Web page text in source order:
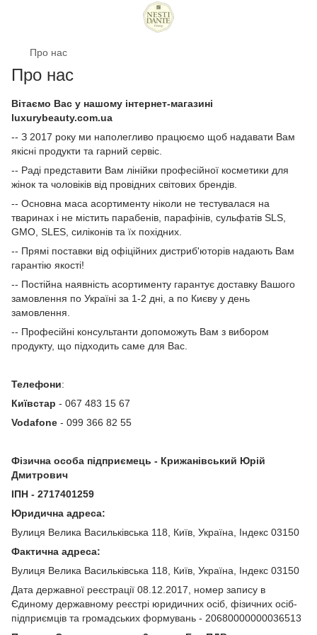
Про нас
Про нас
Вітаємо Вас у нашому інтернет-магазині
luxurybeauty.com.ua
-- З 2017 року ми наполегливо працюємо щоб надавати Вам
якісні продукти та гарний сервіс.
-- Раді представити Вам лінійки професійної косметики для
жінок та чоловіків від провідних світових брендів.
-- Основна маса асортименту ніколи не тестувалася на
тваринах і не містить парабенів, парафінів, сульфатів SLS,
GMO, SLES, силіконів та їх похідних.
-- Прямі поставки від офіційних дистриб'юторів надають Вам
гарантію якості!
-- Постійна наявність асортименту гарантує доставку Вашого
замовлення по Україні за 1-2 дні, а по Києву у день
замовлення.
-- Професійні консультанти допоможуть Вам з вибором
продукту, що підходить саме для Вас.
Телефони:
Київстар - 067 483 15 67
Vodafone - 099 366 82 55
Фізична особа підприємець - Крижанівський Юрій
Дмитрович
ІПН - 2717401259
Юридична адреса:
Вулиця Велика Васильківська 118, Київ, Україна, Індекс 03150
Фактична адреса:
Вулиця Велика Васильківська 118, Київ, Україна, Індекс 03150
Дата державної реєстрації 08.12.2017, номер запису в
Єдиному державному реєстрі юридичних осіб, фізичних осіб-
підприємців та громадських формувань - 20680000000036513